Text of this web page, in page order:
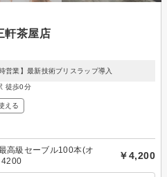
茶屋店
営業】最新技術ブリスラップ導入
徒歩0分
える
高級セーブル100本(オ
4200
￥4,200